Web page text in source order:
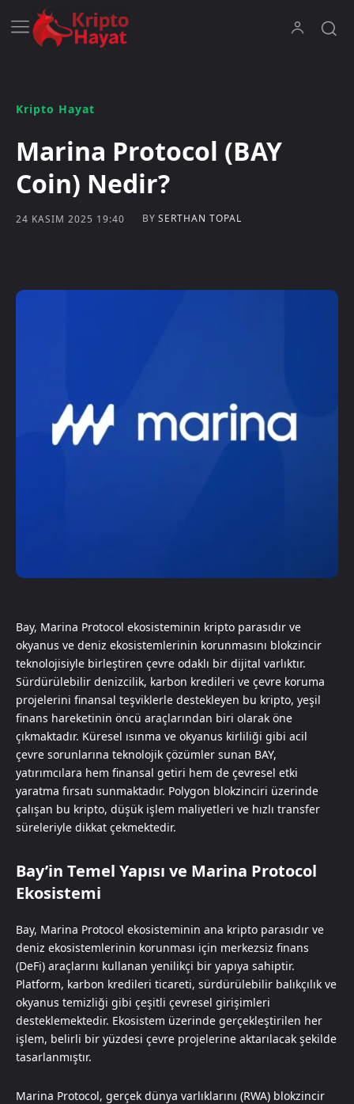
Kripto Hayat
Marina Protocol (BAY
Coin) Nedir?
24 KASIM 2025 19:40 BY SERTHAN TOPAL
Bay, Marina Protocol ekosisteminin kripto parasıdır ve
okyanus ve deniz ekosistemlerinin korunmasını blokzincir
teknolojisiyle birleştiren çevre odaklı bir dijital varlıktır.
Sürdürülebilir denizcilik, karbon kredileri ve çevre koruma
projelerini finansal teşviklerle destekleyen bu kripto, yeşil
finans hareketinin öncü araçlarından biri olarak öne
çıkmaktadır. Küresel ısınma ve okyanus kirliliği gibi acil
çevre sorunlarına teknolojik çözümler sunan BAY,
yatırımcılara hem finansal getiri hem de çevresel etki
yaratma fırsatı sunmaktadır. Polygon blokzinciri üzerinde
çalışan bu kripto, düşük işlem maliyetleri ve hızlı transfer
süreleriyle dikkat çekmektedir.
Bay’in Temel Yapısı ve Marina Protocol
Ekosistemi
Bay, Marina Protocol ekosisteminin ana kripto parasıdır ve
deniz ekosistemlerinin korunması için merkezsiz finans
(DeFi) araçlarını kullanan yenilikçi bir yapıya sahiptir.
Platform, karbon kredileri ticareti, sürdürülebilir balıkçılık ve
okyanus temizliği gibi çeşitli çevresel girişimleri
desteklemektedir. Ekosistem üzerinde gerçekleştirilen her
işlem, belirli bir yüzdesi çevre projelerine aktarılacak şekilde
tasarlanmıştır.
Marina Protocol, gerçek dünya varlıklarını (RWA) blokzincir